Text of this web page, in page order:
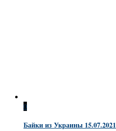
0
Байки из Украины 15.07.2021